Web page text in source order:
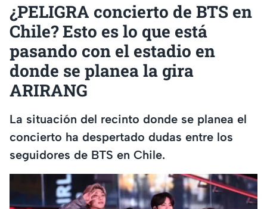
¿PELIGRA concierto de BTS en
Chile? Esto es lo que está
pasando con el estadio en
donde se planea la gira
ARIRANG
La situación del recinto donde se planea el
concierto ha despertado dudas entre los
seguidores de BTS en Chile.